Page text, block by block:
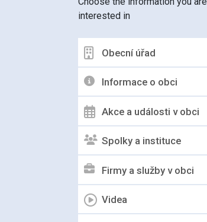
interested in
Obecní úřad
Informace o obci
Akce a události v obci
Spolky a instituce
Firmy a služby v obci
Videa